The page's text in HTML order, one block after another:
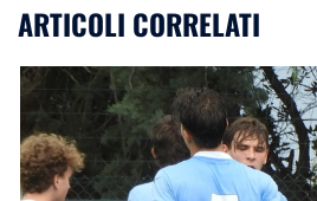
ARTICOLI CORRELATI